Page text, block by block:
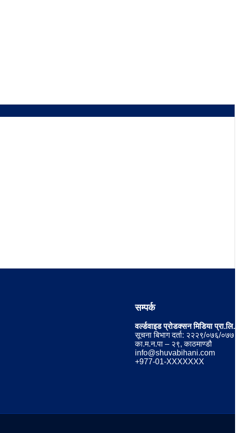
सम्पर्क
वर्ल्डवाइड प्रोडक्सन मिडिया प्रा.लि.
सूचना बिभाग दर्ता: २२२९/०७६/०७७
का.म.न.पा – २९, काठमाण्डौ
info@shuvabihani.com
+977-01-XXXXXXX